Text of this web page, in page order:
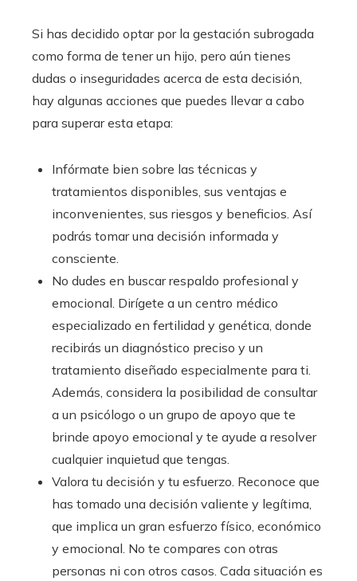
Si has decidido optar por la gestación subrogada
como forma de tener un hijo, pero aún tienes
dudas o inseguridades acerca de esta decisión,
hay algunas acciones que puedes llevar a cabo
para superar esta etapa:
Infórmate bien sobre las técnicas y
tratamientos disponibles, sus ventajas e
inconvenientes, sus riesgos y beneficios. Así
podrás tomar una decisión informada y
consciente.
No dudes en buscar respaldo profesional y
emocional. Dirígete a un centro médico
especializado en fertilidad y genética, donde
recibirás un diagnóstico preciso y un
tratamiento diseñado especialmente para ti.
Además, considera la posibilidad de consultar
a un psicólogo o un grupo de apoyo que te
brinde apoyo emocional y te ayude a resolver
cualquier inquietud que tengas.
Valora tu decisión y tu esfuerzo. Reconoce que
has tomado una decisión valiente y legítima,
que implica un gran esfuerzo físico, económico
y emocional. No te compares con otras
personas ni con otros casos. Cada situación es